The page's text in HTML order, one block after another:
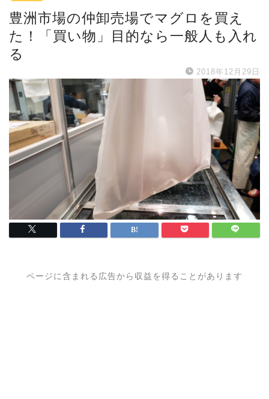
豊洲市場の仲卸売場でマグロを買え
た！「買い物」目的なら一般人も入れ
る
2018年12月29日
ページに含まれる広告から収益を得ることがあります